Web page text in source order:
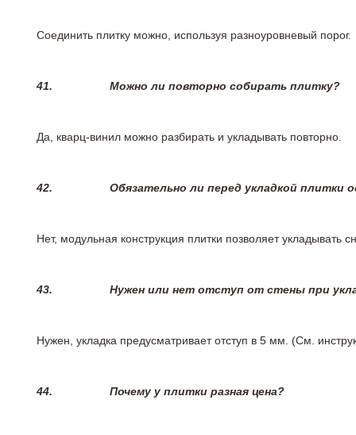
Соединить плитку можно, используя разноуровневый порог.
41. Можно ли повторно собирать плитку?
Да, кварц-винил можно разбирать и укладывать повторно.
42. Обязательно ли перед укладкой плитки
Нет, модульная конструкция плитки позволяет
43. Нужен или нет отступ от стены при
Нужен, укладка предусматривает отступ в 5 мм. (См.
44. Почему у плитки разная цена?